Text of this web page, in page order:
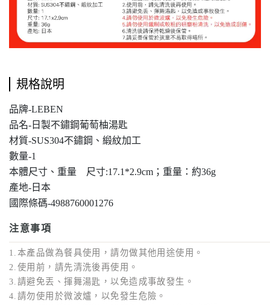
規格說明
品牌-LEBEN
品名-日製不鏽鋼葡萄柚湯匙
材質-SUS304不鏽鋼、緞紋加工
數量-1
本體尺寸、重量 尺寸:17.1*2.9cm；重量：約36g
產地-日本
國際條碼-4988760001276
注意事項
1.本產品做為餐具使用，請勿做其他用途使用。
2.使用前，請先清洗後再使用。
3.請避免丟、揮舞湯匙，以免造成事故發生。
4.請勿使用於微波爐，以免發生危險。